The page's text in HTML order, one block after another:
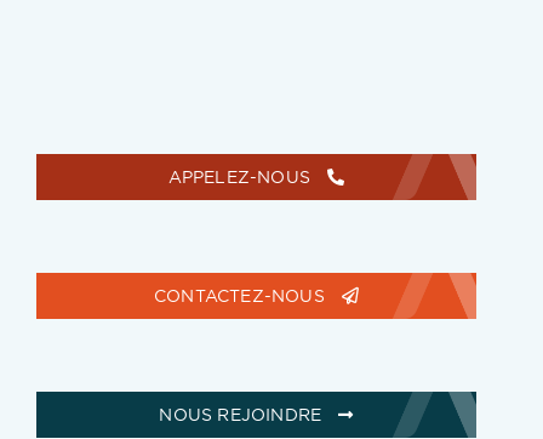
APPELEZ-NOUS
CONTACTEZ-NOUS
NOUS REJOINDRE